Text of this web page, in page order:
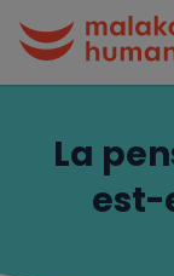
La
est-